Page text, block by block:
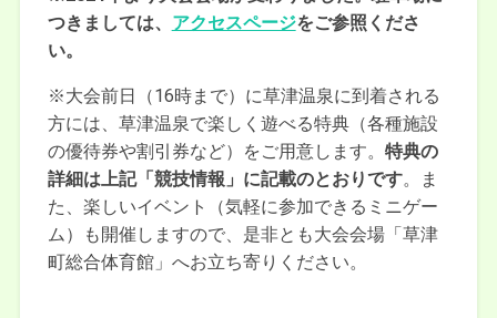
つきましては、 アクセスページをご参照くださ
い。
※大会前日（16時まで）に草津温泉に到着される
方には、草津温泉で楽しく遊べる特典（各種施設
の優待券や割引券など）をご用意します。 特典の
詳細は上記「競技情報」に記載のとおりです。ま
た、楽しいイベント（気軽に参加できるミニゲー
ム）も開催しますので、是非とも大会会場「草津
町総合体育館」へお立ち寄りください。